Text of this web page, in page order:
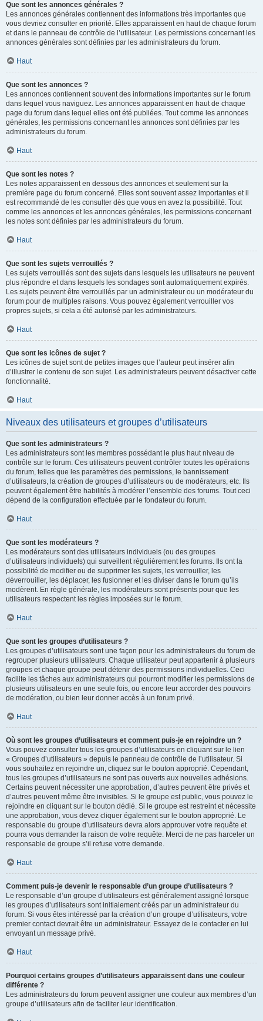
Que sont les annonces générales ?
Les annonces générales contiennent des informations très importantes que
vous devriez consulter en priorité. Elles apparaissent en haut de chaque forum
et dans le panneau de contrôle de l’utilisateur. Les permissions concernant les
annonces générales sont définies par les administrateurs du forum.
Haut
Que sont les annonces ?
Les annonces contiennent souvent des informations importantes sur le forum
dans lequel vous naviguez. Les annonces apparaissent en haut de chaque
page du forum dans lequel elles ont été publiées. Tout comme les annonces
générales, les permissions concernant les annonces sont définies par les
administrateurs du forum.
Haut
Que sont les notes ?
Les notes apparaissent en dessous des annonces et seulement sur la
première page du forum concerné. Elles sont souvent assez importantes et il
est recommandé de les consulter dès que vous en avez la possibilité. Tout
comme les annonces et les annonces générales, les permissions concernant
les notes sont définies par les administrateurs du forum.
Haut
Que sont les sujets verrouillés ?
Les sujets verrouillés sont des sujets dans lesquels les utilisateurs ne peuvent
plus répondre et dans lesquels les sondages sont automatiquement expirés.
Les sujets peuvent être verrouillés par un administrateur ou un modérateur du
forum pour de multiples raisons. Vous pouvez également verrouiller vos
propres sujets, si cela a été autorisé par les administrateurs.
Haut
Que sont les icônes de sujet ?
Les icônes de sujet sont de petites images que l’auteur peut insérer afin
d’illustrer le contenu de son sujet. Les administrateurs peuvent désactiver cette
fonctionnalité.
Haut
Niveaux des utilisateurs et groupes d’utilisateurs
Que sont les administrateurs ?
Les administrateurs sont les membres possédant le plus haut niveau de
contrôle sur le forum. Ces utilisateurs peuvent contrôler toutes les opérations
du forum, telles que les paramètres des permissions, le bannissement
d’utilisateurs, la création de groupes d’utilisateurs ou de modérateurs, etc. Ils
peuvent également être habilités à modérer l’ensemble des forums. Tout ceci
dépend de la configuration effectuée par le fondateur du forum.
Haut
Que sont les modérateurs ?
Les modérateurs sont des utilisateurs individuels (ou des groupes
d’utilisateurs individuels) qui surveillent régulièrement les forums. Ils ont la
possibilité de modifier ou de supprimer les sujets, les verrouiller, les
déverrouiller, les déplacer, les fusionner et les diviser dans le forum qu’ils
modèrent. En règle générale, les modérateurs sont présents pour que les
utilisateurs respectent les règles imposées sur le forum.
Haut
Que sont les groupes d’utilisateurs ?
Les groupes d’utilisateurs sont une façon pour les administrateurs du forum de
regrouper plusieurs utilisateurs. Chaque utilisateur peut appartenir à plusieurs
groupes et chaque groupe peut détenir des permissions individuelles. Ceci
facilite les tâches aux administrateurs qui pourront modifier les permissions de
plusieurs utilisateurs en une seule fois, ou encore leur accorder des pouvoirs
de modération, ou bien leur donner accès à un forum privé.
Haut
Où sont les groupes d’utilisateurs et comment puis-je en rejoindre un ?
Vous pouvez consulter tous les groupes d’utilisateurs en cliquant sur le lien
« Groupes d’utilisateurs » depuis le panneau de contrôle de l’utilisateur. Si
vous souhaitez en rejoindre un, cliquez sur le bouton approprié. Cependant,
tous les groupes d’utilisateurs ne sont pas ouverts aux nouvelles adhésions.
Certains peuvent nécessiter une approbation, d’autres peuvent être privés et
d’autres peuvent même être invisibles. Si le groupe est public, vous pouvez le
rejoindre en cliquant sur le bouton dédié. Si le groupe est restreint et nécessite
une approbation, vous devez cliquer également sur le bouton approprié. Le
responsable du groupe d’utilisateurs devra alors approuver votre requête et
pourra vous demander la raison de votre requête. Merci de ne pas harceler un
responsable de groupe s’il refuse votre demande.
Haut
Comment puis-je devenir le responsable d’un groupe d’utilisateurs ?
Le responsable d’un groupe d’utilisateurs est généralement assigné lorsque
les groupes d’utilisateurs sont initialement créés par un administrateur du
forum. Si vous êtes intéressé par la création d’un groupe d’utilisateurs, votre
premier contact devrait être un administrateur. Essayez de le contacter en lui
envoyant un message privé.
Haut
Pourquoi certains groupes d’utilisateurs apparaissent dans une couleur
différente ?
Les administrateurs du forum peuvent assigner une couleur aux membres d’un
groupe d’utilisateurs afin de faciliter leur identification.